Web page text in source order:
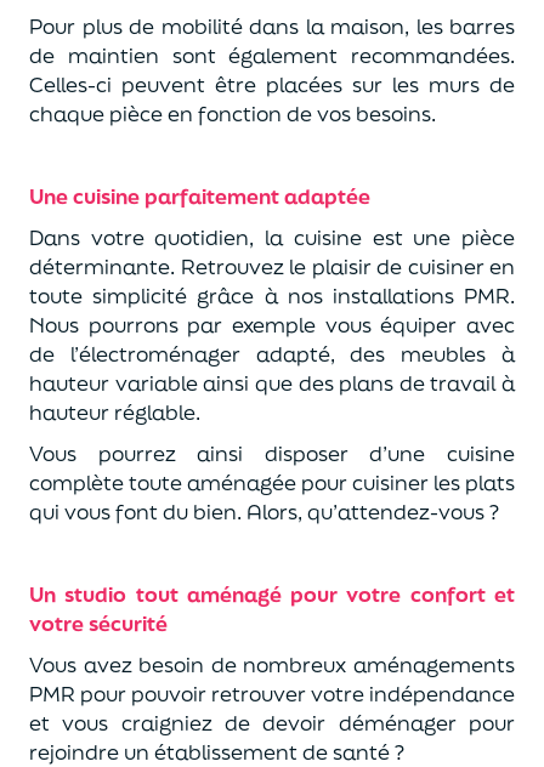
Pour plus de mobilité dans la maison, les barres
de maintien sont également recommandées.
Celles-ci peuvent être placées sur les murs de
chaque pièce en fonction de vos besoins.
Une cuisine parfaitement adaptée
Dans votre quotidien, la cuisine est une pièce
déterminante. Retrouvez le plaisir de cuisiner en
toute simplicité grâce à nos installations PMR.
Nous pourrons par exemple vous équiper avec
de l’électroménager adapté, des meubles à
hauteur variable ainsi que des plans de travail à
hauteur réglable.
Vous pourrez ainsi disposer d’une cuisine
complète toute aménagée pour cuisiner les plats
qui vous font du bien. Alors, qu’attendez-vous ?
Un studio tout aménagé pour votre confort et
votre sécurité
Vous avez besoin de nombreux aménagements
PMR pour pouvoir retrouver votre indépendance
et vous craigniez de devoir déménager pour
rejoindre un établissement de santé ?